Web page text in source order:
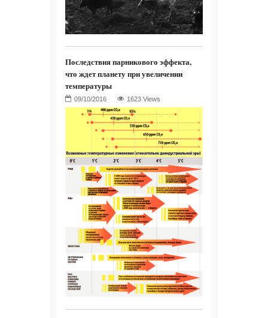
Последствия парникового эффекта,
что ждет планету при увеличении
температуры
1623 Views